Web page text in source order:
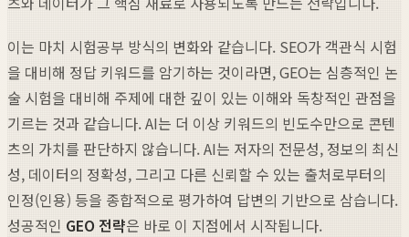
이는 마치 시험공부 방식의 변화와 같습니다. SEO가 객관식 시험
을 대비해 정답 키워드를 암기하는 것이라면, GEO는 심층적인 논
술 시험을 대비해 주제에 대한 깊이 있는 이해와 독창적인 관점을
기르는 것과 같습니다. AI는 더 이상 키워드의 빈도수만으로 콘텐
츠의 가치를 판단하지 않습니다. AI는 저자의 전문성, 정보의 최신
성, 데이터의 정확성, 그리고 다른 신뢰할 수 있는 출처로부터의
인정(인용) 등을 종합적으로 평가하여 답변의 기반으로 삼습니다.
성공적인 GEO 전략은 바로 이 지점에서 시작됩니다.